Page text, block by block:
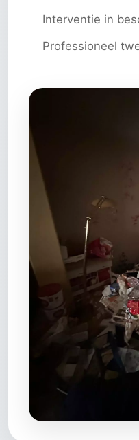
Interventie in
Professioneel